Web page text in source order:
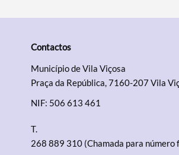
Filtros
Contactos
Município de Vila Viçosa
Praça da República, 7160-207 Vila
NIF: 506 613 461
T.
268 889 310 (Chamada para número